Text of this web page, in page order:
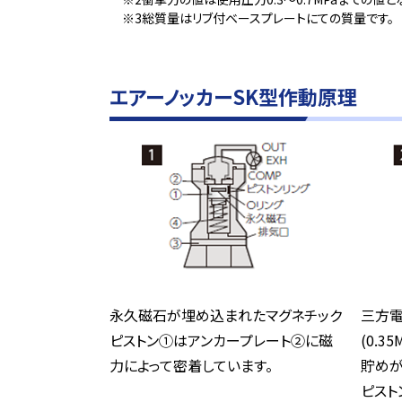
※3総質量はリブ付ベースプレートにての質量です。
エアーノッカーSK型作動原理
永久磁石が埋め込まれたマグネチック
ピストン①はアンカープレート②に磁
力によって密着しています。
三方
貯め
ピス